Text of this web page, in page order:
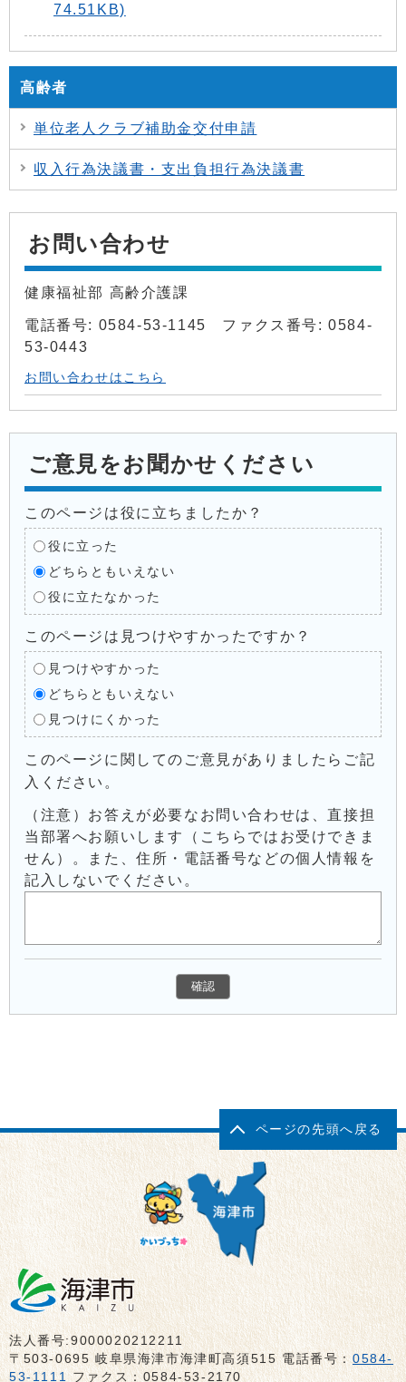
74.51KB)
高齢者
単位老人クラブ補助金交付申請
収入行為決議書・支出負担行為決議書
お問い合わせ
健康福祉部 高齢介護課
電話番号: 0584-53-1145 ファクス番号: 0584-
53-0443
お問い合わせはこちら
ご意見をお聞かせください
このページは役に立ちましたか？
役に立った
どちらともいえない
役に立たなかった
このページは見つけやすかったですか？
見つけやすかった
どちらともいえない
見つけにくかった
このページに関してのご意見がありましたらご記
入ください。
（注意）お答えが必要なお問い合わせは、直接担
当部署へお願いします（こちらではお受けできま
せん）。また、住所・電話番号などの個人情報を
記入しないでください。
ページの先頭へ戻る
法人番号:9000020212211
〒503-0695 岐阜県海津市海津町高須515 電話番号：0584-
53-1111 ファクス：0584-53-2170